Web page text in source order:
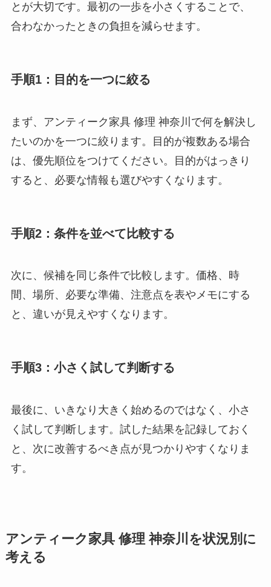
とが大切です。最初の一歩を小さくすることで、
合わなかったときの負担を減らせます。
手順1：目的を一つに絞る
まず、アンティーク家具 修理 神奈川で何を解決し
たいのかを一つに絞ります。目的が複数ある場合
は、優先順位をつけてください。目的がはっきり
すると、必要な情報も選びやすくなります。
手順2：条件を並べて比較する
次に、候補を同じ条件で比較します。価格、時
間、場所、必要な準備、注意点を表やメモにする
と、違いが見えやすくなります。
手順3：小さく試して判断する
最後に、いきなり大きく始めるのではなく、小さ
く試して判断します。試した結果を記録しておく
と、次に改善するべき点が見つかりやすくなりま
す。
アンティーク家具 修理 神奈川を状況別に
考える